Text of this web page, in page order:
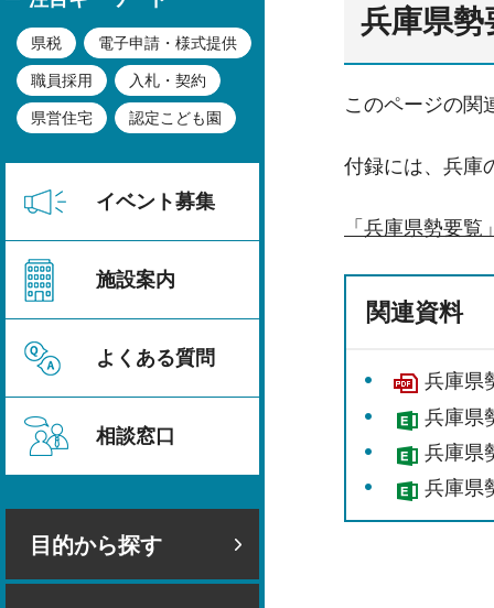
県税 電子申請・様式提供
職員採用 入札・契約
県営住宅 認定こども園
イベント募集
施設案内
よくある質問
相談窓口
目的から探す
兵庫県
このページの関
付録には、兵庫
「兵庫県勢要
関連資料
兵庫県
兵庫県
兵庫県
兵庫県